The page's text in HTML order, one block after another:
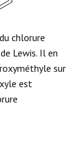
chlorure
Lewis. Il en
sur
est